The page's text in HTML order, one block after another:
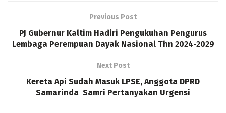
Previous Post
PJ Gubernur Kaltim Hadiri Pengukuhan Pengurus
Lembaga Perempuan Dayak Nasional Thn 2024-2029
Next Post
Kereta Api Sudah Masuk LPSE, Anggota DPRD
Samarinda Samri Pertanyakan Urgensi